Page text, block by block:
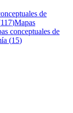
de
117)Mapas
conceptuales de
(15)